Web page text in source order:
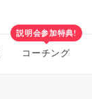
説明会参加特典!
コーチング